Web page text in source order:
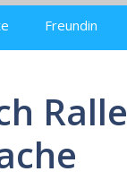
Freundin
Ralle